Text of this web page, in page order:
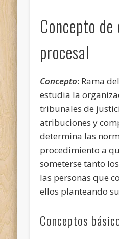
Concepto
procesal
Concepto: Rama
estudia la
tribunales de
atribuciones y
determina las
procedimiento a
someterse tanto
las personas que
ellos planteando
Conceptos